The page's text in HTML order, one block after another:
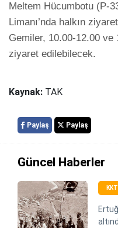
Meltem Hücumbotu (P-
Limanı’nda halkın
Gemiler, 10.00-12.00 ve
ziyaret edilebilecek.
Kaynak: TAK
Paylaş Paylaş
Güncel Haberler